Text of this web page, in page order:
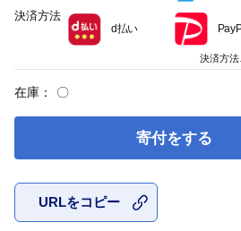
在庫： 〇
寄付をする
URLをコピー
決済方法
d払い
決済方法